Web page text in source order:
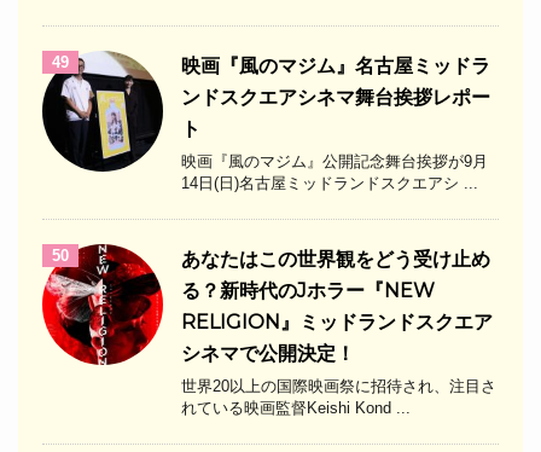
49
映画『風のマジム』名古屋ミッドラ
ンドスクエアシネマ舞台挨拶レポー
ト
映画『風のマジム』公開記念舞台挨拶が9月
14日(日)名古屋ミッドランドスクエアシ ...
50
あなたはこの世界観をどう受け止め
る？新時代のJホラー『NEW
RELIGION』ミッドランドスクエア
シネマで公開決定！
世界20以上の国際映画祭に招待され、注目さ
れている映画監督Keishi Kond ...